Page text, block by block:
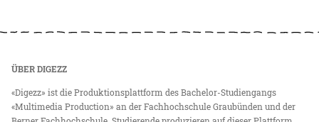
ÜBER DIGEZZ
«Digezz» ist die Produktionsplattform des Bachelor-Studiengangs
«Multimedia Production» an der Fachhochschule Graubünden und der